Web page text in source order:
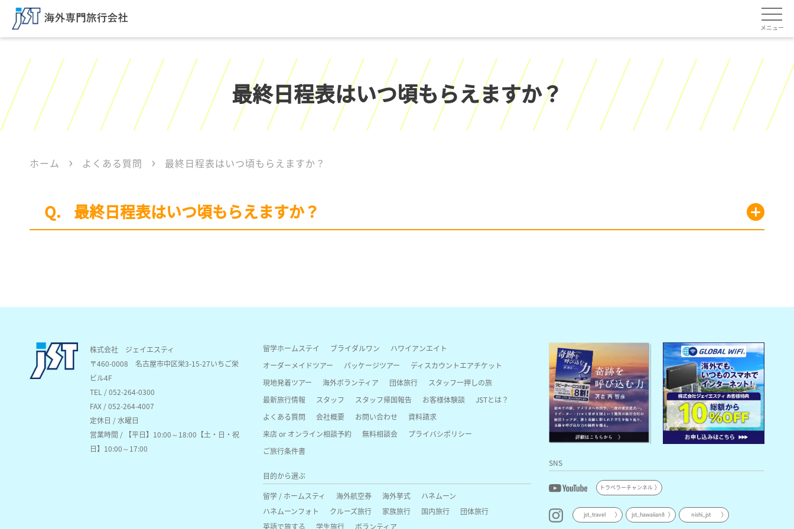
メニュー
最終日程表はいつ頃もらえますか？
ホーム よくある質問 最終日程表はいつ頃もらえますか？
最終日程表はいつ頃もらえますか？
株式会社 ジェイエスティ
〒460-0008名古屋市中区栄3-15-27いちご栄
ビル4F
TEL / 052-264-0300
FAX / 052-264-4007
定休日 / 水曜日
営業時間 / 【平日】10:00～18:00【土・日・祝
日】10:00～17:00
留学ホームステイ ブライダルワン
ハワイアンエイト
オーダーメイドツアー
パッケージツアー
ディスカウントエアチケット
現地発着ツアー
海外ボランティア 団体旅行
スタッフ一押しの旅
最新旅行情報
スタッフ スタッフ帰国報告 お客様体験談
JSTとは？
よくある質問
会社概要 お問い合わせ
資料請求
来店 or オンライン相談予約
無料相談会
プライバシポリシー
ご旅行条件書
目的から選ぶ
留学 / ホームスティ
海外航空券 海外挙式
ハネムーン
ハネムーンフォト
クルーズ旅行 家族旅行 国内旅行
団体旅行
英語で旅する
学生旅行 ボランティア
SNS
トラベラーチャンネル
jst_travel jst_hawaiian8 nishi_jst